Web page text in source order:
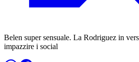
Belen super sensuale. La Rodriguez in
impazzire i social